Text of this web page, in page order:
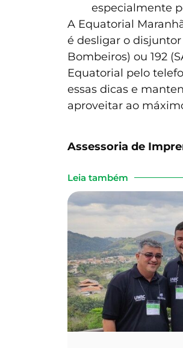
especialmente
A Equatorial
é desligar o
Bombeiros) ou 192
Equatorial pelo
essas dicas e
aproveitar ao
Assessoria de
Leia também